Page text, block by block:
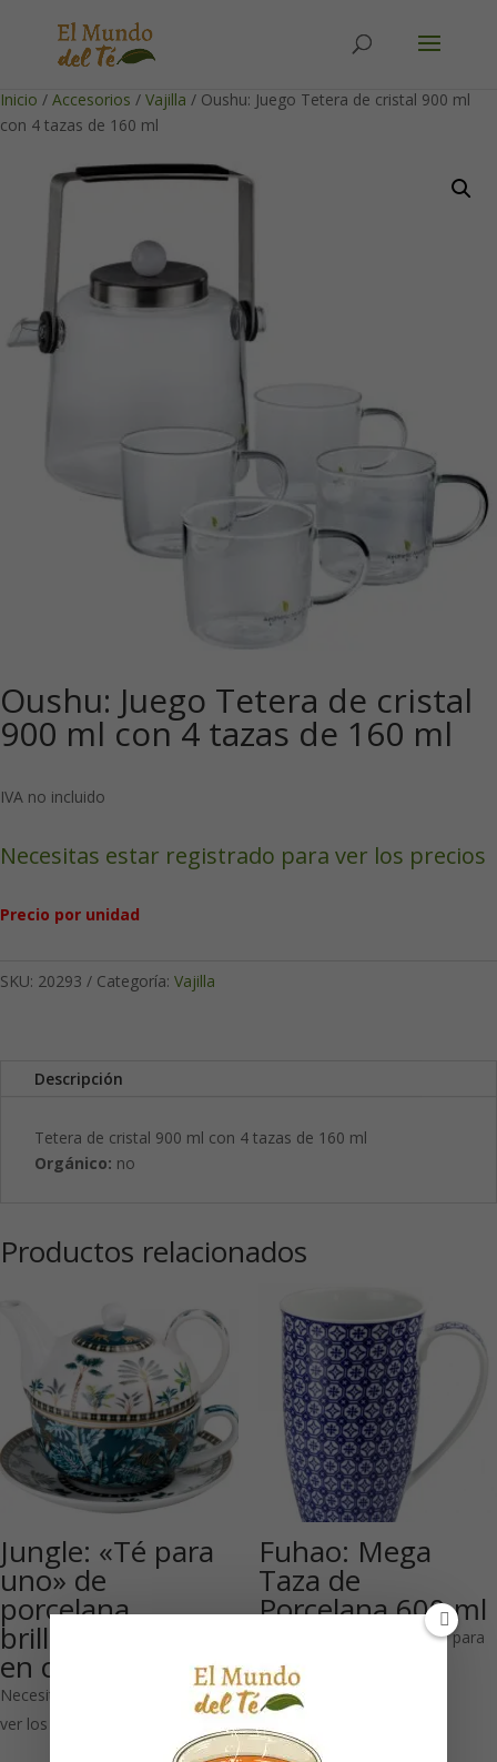
Inicio / Accesorios / Vajilla / Oushu: Juego Tetera de cristal 900 ml
con 4 tazas de 160 ml
Oushu: Juego Tetera de cristal
900 ml con 4 tazas de 160 ml
IVA no incluido
Necesitas estar registrado para ver los precios
Precio por unidad
SKU: 20293 Categoría: Vajilla
Descripción
Tetera de cristal 900 ml con 4 tazas de 160 ml
Orgánico: no
Productos relacionados
Jungle: «Té para
uno» de
porcelana
brillante 300 ml
en caja de regalo
Necesitas estar registrado para
ver los precios
Fuhao: Mega
Taza de
Porcelana 600 ml
Necesitas estar registrado para
ver los precios